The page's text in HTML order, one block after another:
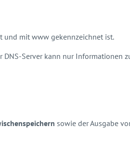
und mit www gekennzeichnet ist.
DNS-Server kann nur Informationen
sowie der Ausgabe